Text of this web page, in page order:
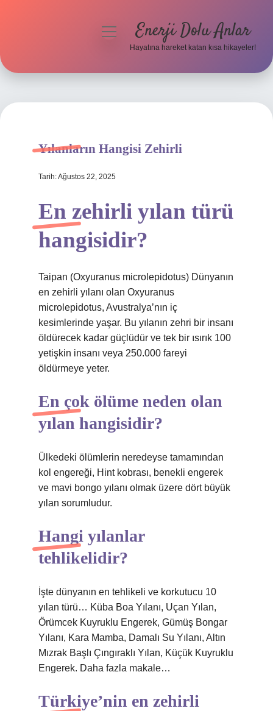
Hakkımızda
menüyüEnerji Dolu Anlar
Hayatına hareket katan kısa hikayeler!
Yılanların Hangisi Zehirli
Tarih: Ağustos 22, 2025
En zehirli yılan türü
hangisidir?
Taipan (Oxyuranus microlepidotus) Dünyanın
en zehirli yılanı olan Oxyuranus
microlepidotus, Avustralya’nın iç
kesimlerinde yaşar. Bu yılanın zehri bir insanı
öldürecek kadar güçlüdür ve tek bir ısırık 100
yetişkin insanı veya 250.000 fareyi
öldürmeye yeter.
En çok ölüme neden olan
yılan hangisidir?
Ülkedeki ölümlerin neredeyse tamamından
kol engereği, Hint kobrası, benekli engerek
ve mavi bongo yılanı olmak üzere dört büyük
yılan sorumludur.
Hangi yılanlar
tehlikelidir?
İşte dünyanın en tehlikeli ve korkutucu 10
yılan türü… Küba Boa Yılanı, Uçan Yılan,
Örümcek Kuyruklu Engerek, Gümüş Bongar
Yılanı, Kara Mamba, Damalı Su Yılanı, Altın
Mızrak Başlı Çıngıraklı Yılan, Küçük Kuyruklu
Engerek. Daha fazla makale…
Türkiye’nin en zehirli